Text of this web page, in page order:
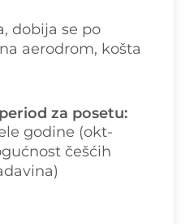
dobija se po
aerodrom, košta
za posetu:
godine (okt-
češćih